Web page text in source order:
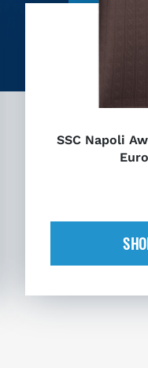
SSC Napoli